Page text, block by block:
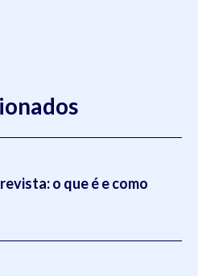
o que é e como